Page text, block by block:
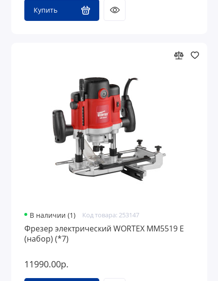
Купить
В наличии (1) Код товара: 253147
Фрезер электрический WORTEX MM5519 E
(набор) (*7)
11990.00р.